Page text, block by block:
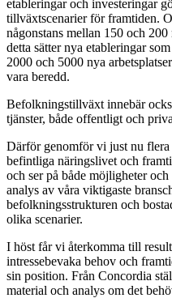
etableringar och investeringar
tillväxtscenarier för framtiden.
någonstans mellan 150 och
detta sätter nya etableringar
2000 och 5000 nya
vara beredd.
Befolkningstillväxt innebär
tjänster, både offentligt och
Därför genomför vi just nu
befintliga näringslivet och
och ser på både möjligheter
analys av våra viktigaste
befolkningsstrukturen och
olika scenarier.
I höst får vi återkomma till
intressebevaka behov och
sin position. Från Concordia
material och analys om det